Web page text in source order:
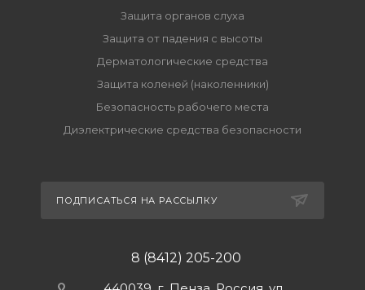
Защита органов слуха
Защита от падения с высоты
Дерматологические средства
Защита коленей (наколенники)
Безопасность рабочего места
Диэлектрические средства безопасности
ПОДПИСАТЬСЯ НА РАССЫЛКУ
8 (8412) 205-200